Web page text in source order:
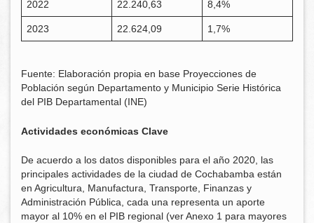
2022 22.240,63 8,4%
2023 22.624,09 1,7%
Fuente: Elaboración propia en base Proyecciones de
Población según Departamento y Municipio Serie Histórica
del PIB Departamental (INE)
Actividades económicas Clave
De acuerdo a los datos disponibles para el año 2020, las
principales actividades de la ciudad de Cochabamba están
en Agricultura, Manufactura, Transporte, Finanzas y
Administración Pública, cada una representa un aporte
mayor al 10% en el PIB regional (ver Anexo 1 para mayores